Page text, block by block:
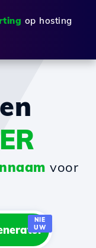
op hosting
voor
NIE
UW